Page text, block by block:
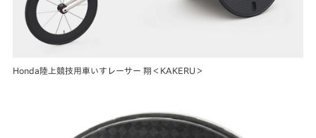
Honda陸上競技用車いすレーサー 翔＜KAKERU＞